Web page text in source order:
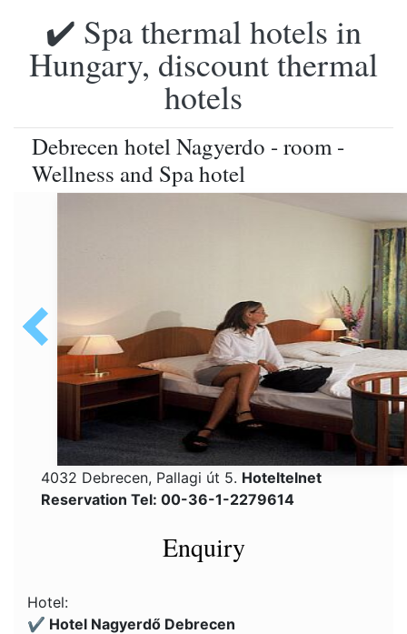
✔️ Spa thermal hotels in
Hungary, discount thermal
hotels
Debrecen hotel Nagyerdo - room -
Wellness and Spa hotel
4032 Debrecen, Pallagi út 5. Hoteltelnet
Reservation Tel: 00-36-1-2279614
Enquiry
Hotel:
✔️ Hotel Nagyerdő Debrecen